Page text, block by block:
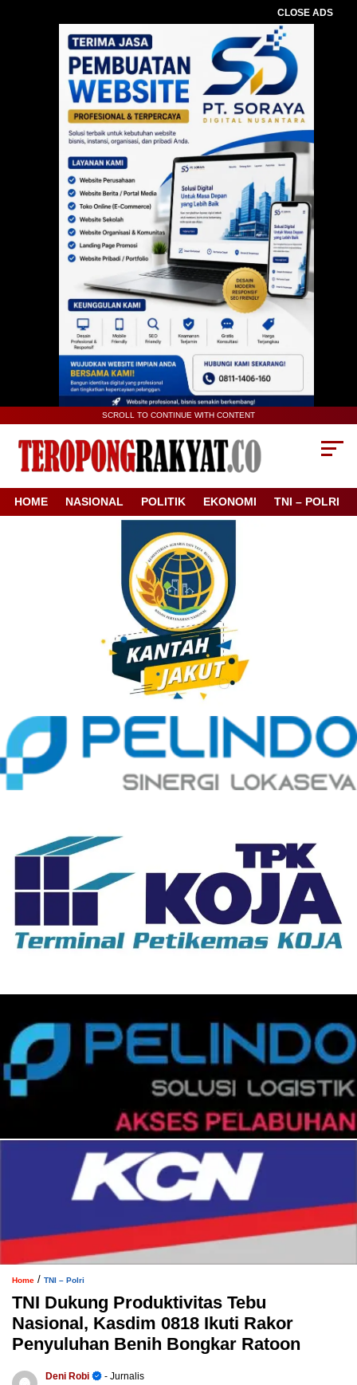
CLOSE ADS
SCROLL TO CONTINUE WITH CONTENT
HOME NASIONAL POLITIK EKONOMI TNI – POLRI
Home / TNI – Polri
TNI Dukung Produktivitas Tebu
Nasional, Kasdim 0818 Ikuti Rakor
Penyuluhan Benih Bongkar Ratoon
Deni Robi
- Jurnalis